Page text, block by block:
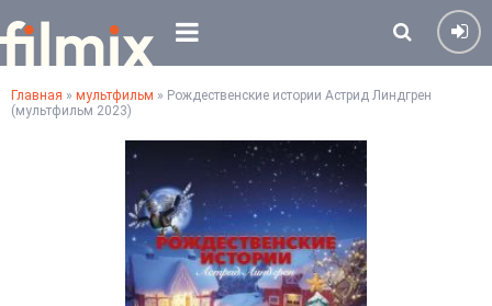
Главная » мультфильм » Рождественские истории Астрид Линдгрен
(мультфильм 2023)